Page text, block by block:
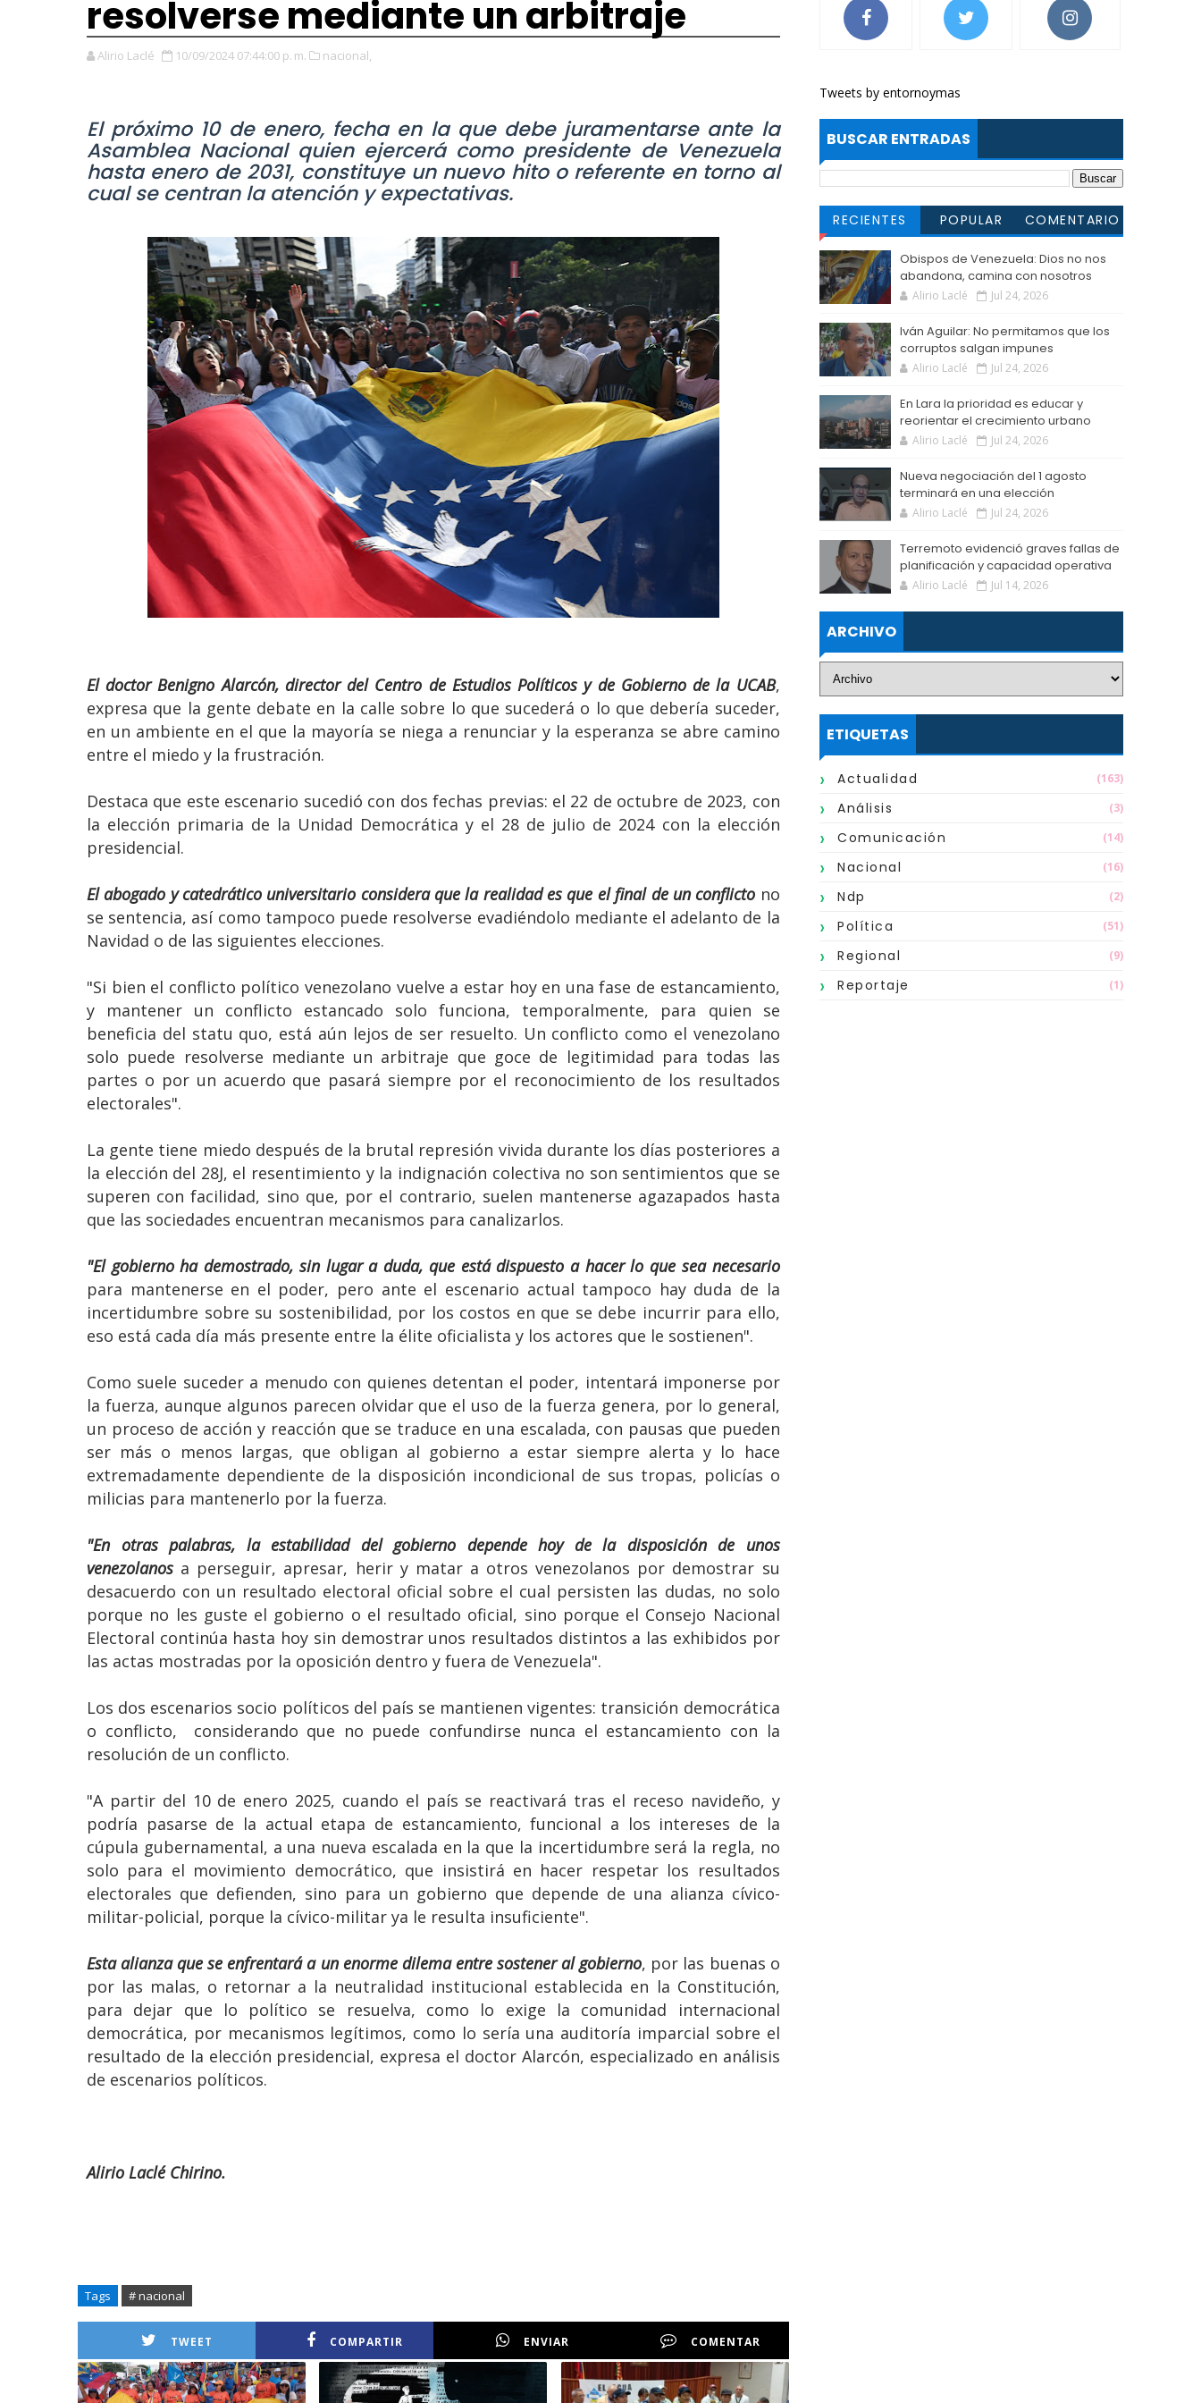
resolverse mediante un arbitraje
Alirio Laclé 10/09/2024 07:44:00 p. m. nacional,
El próximo 10 de enero, fecha en la que debe juramentarse ante la
Asamblea Nacional quien ejercerá como presidente de Venezuela
hasta enero de 2031, constituye un nuevo hito o referente en torno al
cual se centran la atención y expectativas.
El doctor Benigno Alarcón, director del Centro de Estudios Políticos y de Gobierno de la UCAB,
expresa que la gente debate en la calle sobre lo que sucederá o lo que debería suceder,
en un ambiente en el que la mayoría se niega a renunciar y la esperanza se abre camino
entre el miedo y la frustración.
Destaca que este escenario sucedió con dos fechas previas: el 22 de octubre de 2023, con
la elección primaria de la Unidad Democrática y el 28 de julio de 2024 con la elección
presidencial.
El abogado y catedrático universitario considera que la realidad es que el final de un conflicto no
se sentencia, así como tampoco puede resolverse evadiéndolo mediante el adelanto de la
Navidad o de las siguientes elecciones.
"Si bien el conflicto político venezolano vuelve a estar hoy en una fase de estancamiento,
y mantener un conflicto estancado solo funciona, temporalmente, para quien se
beneficia del statu quo, está aún lejos de ser resuelto. Un conflicto como el venezolano
solo puede resolverse mediante un arbitraje que goce de legitimidad para todas las
partes o por un acuerdo que pasará siempre por el reconocimiento de los resultados
electorales".
La gente tiene miedo después de la brutal represión vivida durante los días posteriores a
la elección del 28J, el resentimiento y la indignación colectiva no son sentimientos que se
superen con facilidad, sino que, por el contrario, suelen mantenerse agazapados hasta
que las sociedades encuentran mecanismos para canalizarlos.
"El gobierno ha demostrado, sin lugar a duda, que está dispuesto a hacer lo que sea necesario
para mantenerse en el poder, pero ante el escenario actual tampoco hay duda de la
incertidumbre sobre su sostenibilidad, por los costos en que se debe incurrir para ello,
eso está cada día más presente entre la élite oficialista y los actores que le sostienen".
Como suele suceder a menudo con quienes detentan el poder, intentará imponerse por
la fuerza, aunque algunos parecen olvidar que el uso de la fuerza genera, por lo general,
un proceso de acción y reacción que se traduce en una escalada, con pausas que pueden
ser más o menos largas, que obligan al gobierno a estar siempre alerta y lo hace
extremadamente dependiente de la disposición incondicional de sus tropas, policías o
milicias para mantenerlo por la fuerza.
"En otras palabras, la estabilidad del gobierno depende hoy de la disposición de unos
venezolanos a perseguir, apresar, herir y matar a otros venezolanos por demostrar su
desacuerdo con un resultado electoral oficial sobre el cual persisten las dudas, no solo
porque no les guste el gobierno o el resultado oficial, sino porque el Consejo Nacional
Electoral continúa hasta hoy sin demostrar unos resultados distintos a las exhibidos por
las actas mostradas por la oposición dentro y fuera de Venezuela".
Los dos escenarios socio políticos del país se mantienen vigentes: transición democrática
o conflicto, considerando que no puede confundirse nunca el estancamiento con la
resolución de un conflicto.
"A partir del 10 de enero 2025, cuando el país se reactivará tras el receso navideño, y
podría pasarse de la actual etapa de estancamiento, funcional a los intereses de la
cúpula gubernamental, a una nueva escalada en la que la incertidumbre será la regla, no
solo para el movimiento democrático, que insistirá en hacer respetar los resultados
electorales que defienden, sino para un gobierno que depende de una alianza cívico-
militar-policial, porque la cívico-militar ya le resulta insuficiente".
Esta alianza que se enfrentará a un enorme dilema entre sostener al gobierno, por las buenas o
por las malas, o retornar a la neutralidad institucional establecida en la Constitución,
para dejar que lo político se resuelva, como lo exige la comunidad internacional
democrática, por mecanismos legítimos, como lo sería una auditoría imparcial sobre el
resultado de la elección presidencial, expresa el doctor Alarcón, especializado en análisis
de escenarios políticos.
Alirio Laclé Chirino.
Tags # nacional
TWEET COMPARTIR ENVIAR COMENTAR
Tweets by entornoymas
BUSCAR ENTRADAS
RECIENTES POPULAR
COMENTARIO
Obispos de Venezuela: Dios no nos
abandona, camina con nosotros
Alirio Laclé Jul 24, 2026
Iván Aguilar: No permitamos que los
corruptos salgan impunes
Alirio Laclé Jul 24, 2026
En Lara la prioridad es educar y
reorientar el crecimiento urbano
Alirio Laclé Jul 24, 2026
Nueva negociación del 1 agosto
terminará en una elección
Alirio Laclé Jul 24, 2026
Terremoto evidenció graves fallas de
planificación y capacidad operativa
Alirio Laclé Jul 14, 2026
ARCHIVO
ETIQUETAS
Actualidad (163)
Análisis (3)
Comunicación (14)
Nacional (16)
Ndp (2)
Política (51)
Regional (9)
Reportaje (1)